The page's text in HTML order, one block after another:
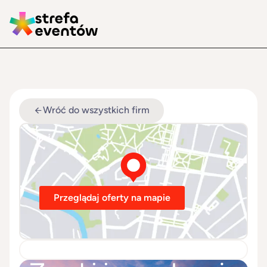
Wróć do wszystkich firm
Przeglądaj oferty na mapie